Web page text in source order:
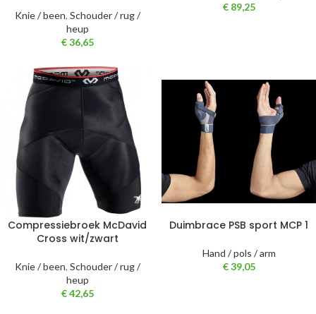
Knie / been, Schouder / rug /
heup
€36,65
€89,25
Compressiebroek McDavid
Cross wit/zwart
Knie / been, Schouder / rug /
heup
€42,65
Duimbrace PSB sport MCP 1
Hand / pols / arm
€39,05